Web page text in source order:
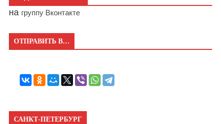
на группу Вконтакте
ОТПРАВИТЬ В…
САНКТ-ПЕТЕРБУРГ